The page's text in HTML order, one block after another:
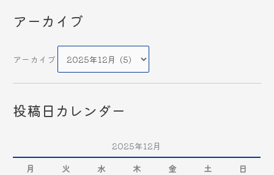
アーカイブ
アーカイブ
投稿日カレンダー
2025年12月
月
火 水 木 金 土
日